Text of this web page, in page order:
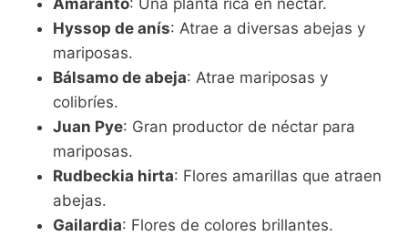
Amaranto: Una planta rica en néctar.
Hyssop de anís: Atrae a diversas abejas y
mariposas.
Bálsamo de abeja: Atrae mariposas y
colibríes.
Juan Pye: Gran productor de néctar para
mariposas.
Rudbeckia hirta: Flores amarillas que atraen
abejas.
Gailardia: Flores de colores brillantes.